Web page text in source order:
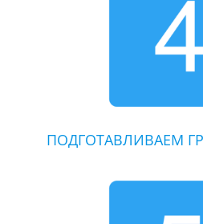
ПОДГОТАВЛИВАЕМ